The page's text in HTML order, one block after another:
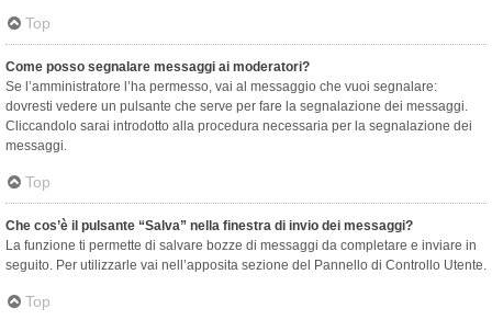
Top
Come posso segnalare messaggi ai moderatori?
Se l’amministratore l’ha permesso, vai al messaggio che vuoi segnalare:
dovresti vedere un pulsante che serve per fare la segnalazione dei messaggi.
Cliccandolo sarai introdotto alla procedura necessaria per la segnalazione dei
messaggi.
Top
Che cos’è il pulsante “Salva” nella finestra di invio dei messaggi?
La funzione ti permette di salvare bozze di messaggi da completare e inviare in
seguito. Per utilizzarle vai nell’apposita sezione del Pannello di Controllo Utente.
Top